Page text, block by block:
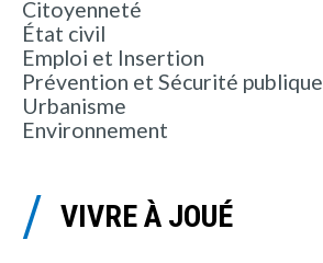
Citoyenneté
État civil
Emploi et Insertion
Prévention et Sécurité publique
Urbanisme
Environnement
VIVRE À JOUÉ